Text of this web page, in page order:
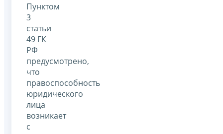
Пунктом
3
статьи
49 ГК
РФ
предусмотрено,
что
правоспособность
юридического
лица
возникает
с